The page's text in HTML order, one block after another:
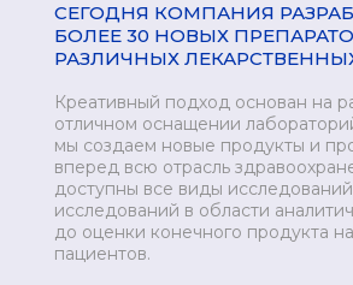
СЕГОДНЯ КОМПАНИЯ
БОЛЕЕ 30 НОВЫХ
РАЗЛИЧНЫХ
Креативный подход основан на
отличном оснащении
мы создаем новые продукты и
вперед всю отрасль
доступны все виды
исследований в области
до оценки конечного продукта
пациентов.